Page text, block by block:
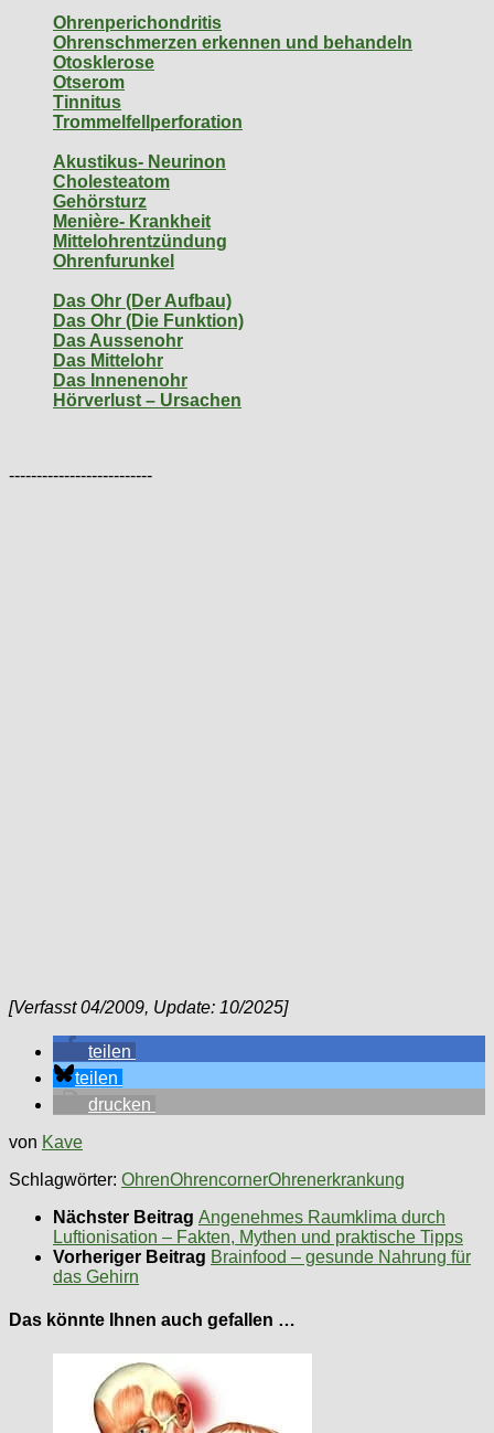
Ohrenperichondritis
Ohrenschmerzen erkennen und behandeln
Otosklerose
Otserom
Tinnitus
Trommelfellperforation
Akustikus- Neurinon
Cholesteatom
Gehörsturz
Menière- Krankheit
Mittelohrentzündung
Ohrenfurunkel
Das Ohr (Der Aufbau)
Das Ohr (Die Funktion)
Das Aussenohr
Das Mittelohr
Das Innenenohr
Hörverlust – Ursachen
--------------------------
[Verfasst 04/2009, Update: 10/2025]
teilen
teilen
drucken
von Kave
Schlagwörter: OhrenOhrencornerOhrenerkrankung
Nächster Beitrag Angenehmes Raumklima durch
Luftionisation – Fakten, Mythen und praktische Tipps
Vorheriger Beitrag Brainfood – gesunde Nahrung für
das Gehirn
Das könnte Ihnen auch gefallen …